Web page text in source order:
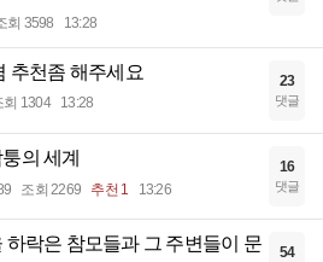
회 3598 13:28
추천좀 해주세요
회 1304 13:28
23
댓글
의 세계
조회 2269 추천 1 13:26
16
댓글
하락은 참모들과 그 주변들이 문
54